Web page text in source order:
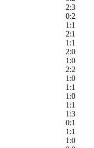
2:3
0:2
1:1
2:1
1:1
2:0
1:0
2:2
1:0
1:1
1:0
1:1
1:3
0:1
1:1
1:0